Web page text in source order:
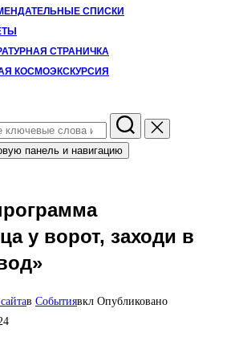
СПИСКИ
СТРАНИЧКА
КОСМОЭКСКУРСИЯ
панель и навигацию
у ворот, заходи в
в Событиявкл Опубликовано